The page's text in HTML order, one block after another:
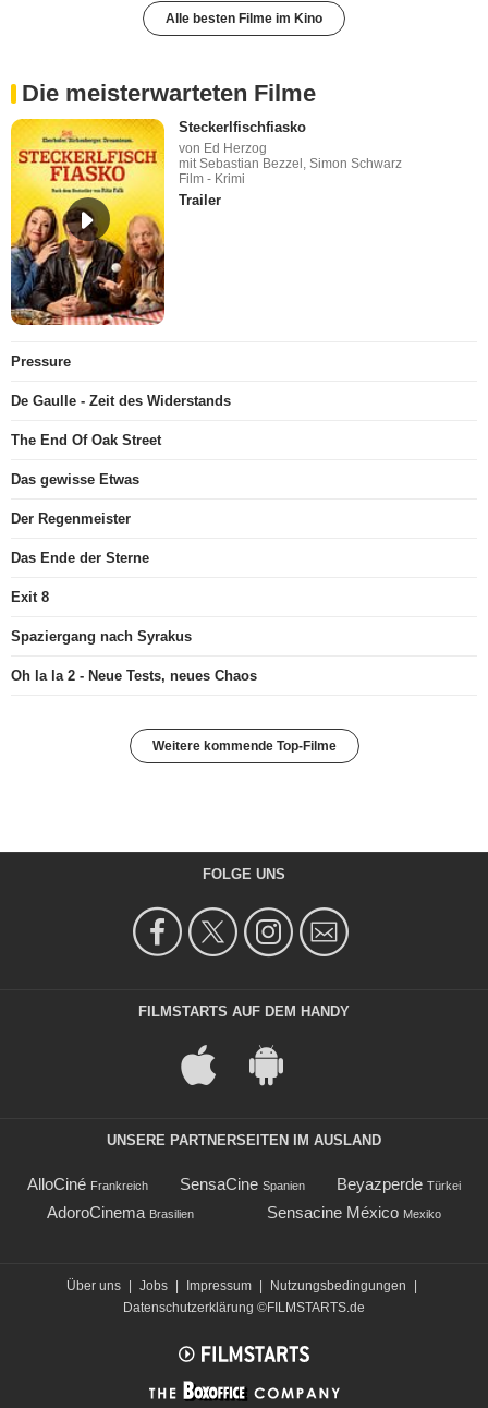
Alle besten Filme im Kino
Die meisterwarteten Filme
Steckerlfischfiasko
von Ed Herzog
mit Sebastian Bezzel, Simon Schwarz
Film - Krimi
Trailer
Pressure
De Gaulle - Zeit des Widerstands
The End Of Oak Street
Das gewisse Etwas
Der Regenmeister
Das Ende der Sterne
Exit 8
Spaziergang nach Syrakus
Oh la la 2 - Neue Tests, neues Chaos
Weitere kommende Top-Filme
FOLGE UNS
FILMSTARTS AUF DEM HANDY
UNSERE PARTNERSEITEN IM AUSLAND
AlloCiné Frankreich SensaCine Spanien Beyazperde Türkei
AdoroCinema Brasilien Sensacine México Mexiko
Über uns | Jobs | Impressum | Nutzungsbedingungen
|
Datenschutzerklärung ©FILMSTARTS.de